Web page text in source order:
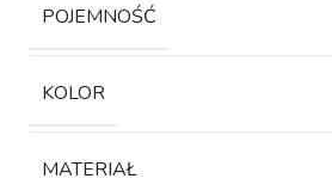
POJEMNOŚĆ
KOLOR
MATERIAŁ